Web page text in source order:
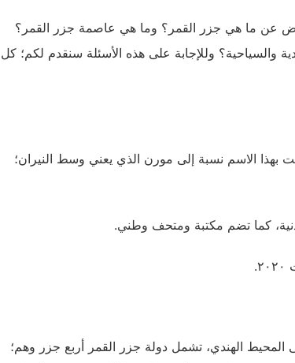
عن ما هي جزر القمر؟ وما هي عاصمة جزر القمر؟
والسياحية؟ وللإجابة على هذه الأسئلة سنقدم لكم؛ كل
بهذا الاسم نسبة إلى مورن الذي يعني وسط النيران؛
كما تضم مكتبة ومتحف وطني.
الهندي، تشمل دولة جزر القمر أربع جزر وهم؛